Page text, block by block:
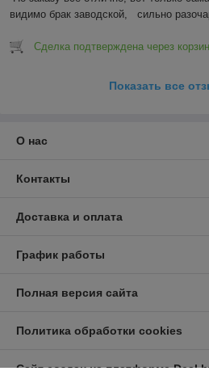
видимо брак заводской,   сильно
Сделка подтверждена через
Показать все
О нас
Контакты
Доставка и оплата
График работы
Полная версия сайта
Политика обработки cookies